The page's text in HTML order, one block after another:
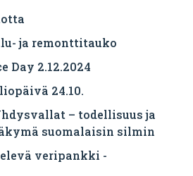
ja remonttitauko
Day 2.12.2024
24.10.
– todellisuus ja
suomalaisin silmin
veripankki -